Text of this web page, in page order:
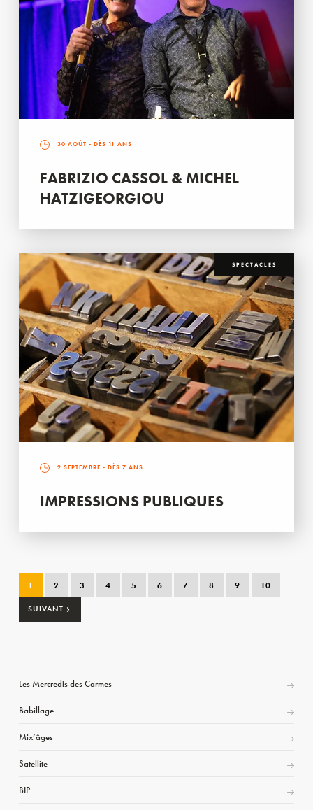
30 AOÛT - DÈS 11 ANS
FABRIZIO CASSOL & MICHEL
HATZIGEORGIOU
SPECTACLES
2 SEPTEMBRE - DÈS 7 ANS
IMPRESSIONS PUBLIQUES
1 2 3 4 5 6 7 8 9 10
SUIVANT ›
Les Mercredis des Carmes
Babillage
Mix’âges
Satellite
BIP